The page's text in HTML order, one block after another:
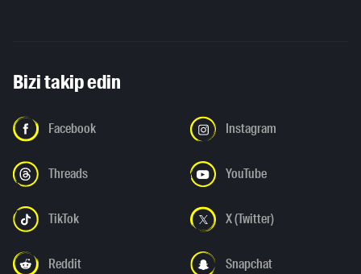
Bizi takip edin
Facebook Instagram
Threads YouTube
TikTok X (Twitter)
Reddit Snapchat